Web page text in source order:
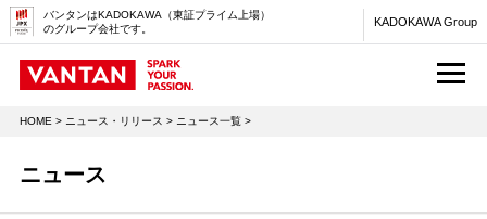
バンタンはKADOKAWA（東証プライム上場）
のグループ会社です。
KADOKAWA Group
HOME > ニュース・リリース > ニュース一覧 >
ニュース